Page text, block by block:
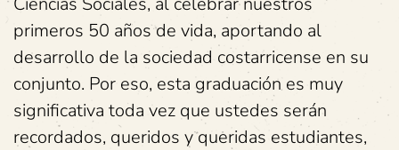
primeros 50 años de vida, aportando al
desarrollo de la sociedad costarricense en su
conjunto. Por eso, esta graduación es muy
significativa toda vez que ustedes serán
recordados, queridos y queridas estudiantes,